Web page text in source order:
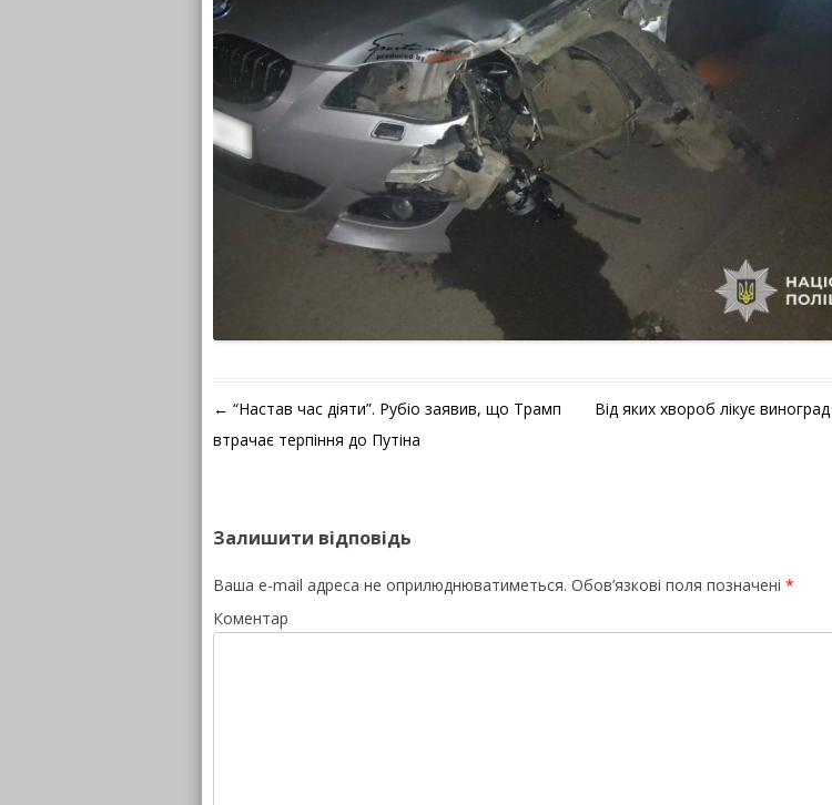
Навігація по запису
← “Настав час діяти”. Рубіо заявив, що Трамп
втрачає терпіння до Путіна
Від яких хвороб лікує
Залишити відповідь
Ваша e-mail адреса не оприлюднюватиметься. Обов’язкові поля позначені *
Коментар